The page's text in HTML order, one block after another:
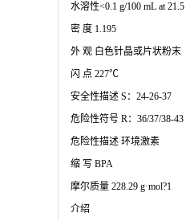
水溶性<0.1 g/100 mL at 21.5
密 度 1.195
外 观 白色针晶或片状粉末
闪 点 227℃
安全性描述 S：24-26-37
危险性符号 R：36/37/38-43
危险性描述 环境激素
缩 写 BPA
摩尔质量 228.29 g·mol?1
介绍